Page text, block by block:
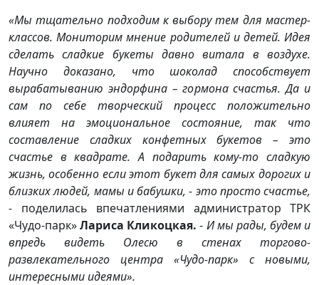
«Мы тщательно подходим к выбору тем для мастер-
классов. Мониторим мнение родителей и детей. Идея
сделать сладкие букеты давно витала в воздухе.
Научно доказано, что шоколад способствует
вырабатыванию эндорфина – гормона счастья. Да и
сам по себе творческий процесс положительно
влияет на эмоциональное состояние, так что
составление сладких конфетных букетов – это
счастье в квадрате. А подарить кому-то сладкую
жизнь, особенно если этот букет для самых дорогих и
близких людей, мамы и бабушки, - это просто счастье,
- поделилась впечатлениями администратор ТРК
«Чудо-парк»Лариса Кликоцкая. - И мы рады, будем и
впредь видеть Олесю в стенах торгово-
развлекательного центра «Чудо-парк» с новыми,
интересными идеями».